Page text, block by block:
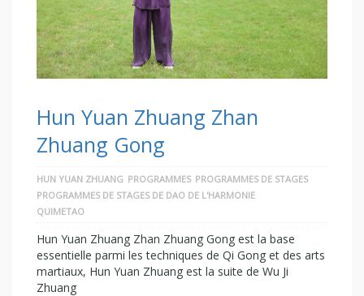
Hun Yuan Zhuang Zhan
Zhuang Gong
HUN YUAN ZHUANG PROGRAMMES PROGRAMMES DE STAGES
PROGRAMMES DE STAGES DE DAO DE L'HARMONIE
QUIMETAO
Hun Yuan Zhuang Zhan Zhuang Gong est la base
essentielle parmi les techniques de Qi Gong et des arts
martiaux, Hun Yuan Zhuang est la suite de Wu Ji
Zhuang